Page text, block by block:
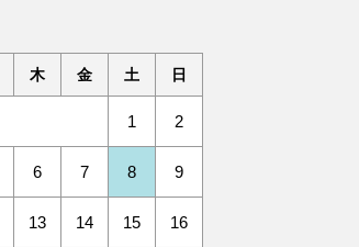
木 金 土 日
1 2
6 7 8 9
13 14 15 16